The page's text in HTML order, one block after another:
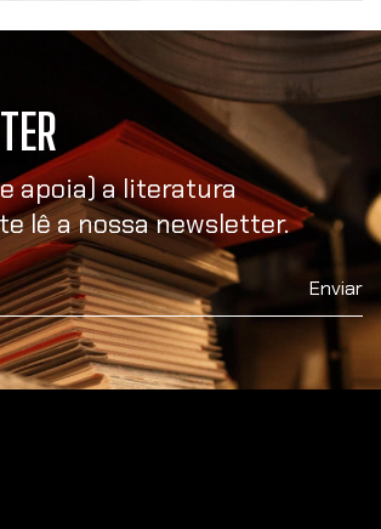
apoia) a literatura
lê a nossa newsletter.